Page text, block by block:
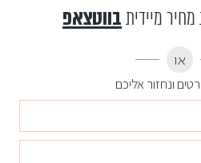
מיידיתבווטצאפ
או
ונחזור אליכם